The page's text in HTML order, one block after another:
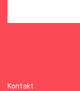
Kontakt